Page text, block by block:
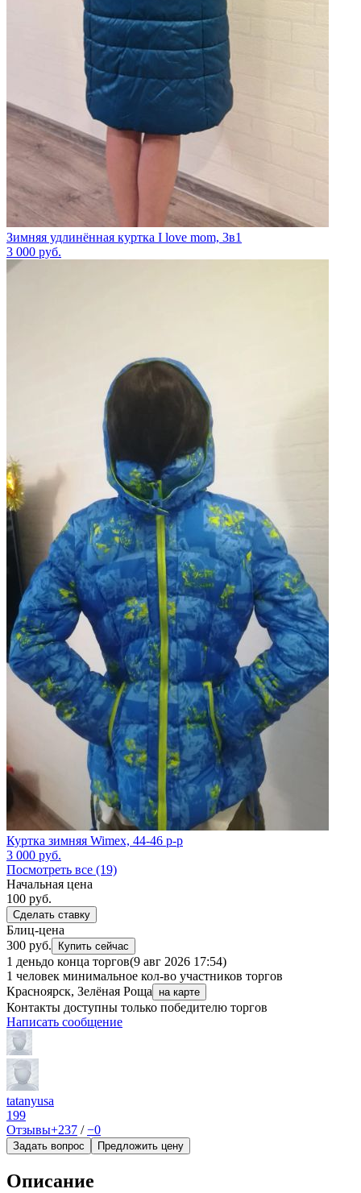
Зимняя удлинённая куртка I love mom, 3в1
3 000 руб.
Куртка зимняя Wimex, 44-46 р-р
3 000 руб.
Посмотреть все (19)
Начальная цена
100 руб.
Сделать ставку
Блиц-цена
300 руб.
Купить сейчас
1 деньдо конца торгов(9 авг 2026 17:54)
1 человек минимальное кол-во участников торгов
Красноярск, Зелёная Роща
на карте
Контакты доступны только победителю торгов
Написать сообщение
tatanyusa
199
Отзывы+237 /−0
Задать вопрос Предложить цену
Описание